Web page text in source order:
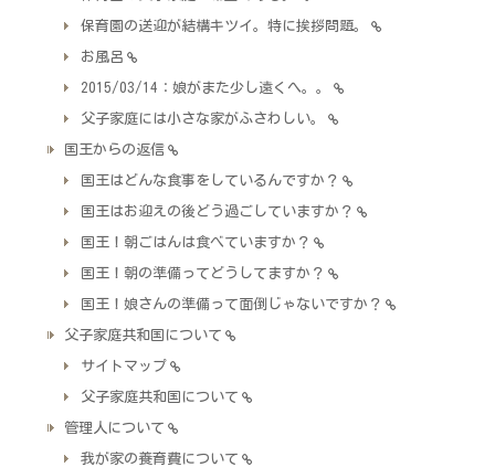
保育園の送迎が結構キツイ。特に挨拶問題。
お風呂
2015/03/14：娘がまた少し遠くへ。。
父子家庭には小さな家がふさわしい。
国王からの返信
国王はどんな食事をしているんですか？
国王はお迎えの後どう過ごしていますか？
国王！朝ごはんは食べていますか？
国王！朝の準備ってどうしてますか？
国王！娘さんの準備って面倒じゃないですか？
父子家庭共和国について
サイトマップ
父子家庭共和国について
管理人について
我が家の養育費について